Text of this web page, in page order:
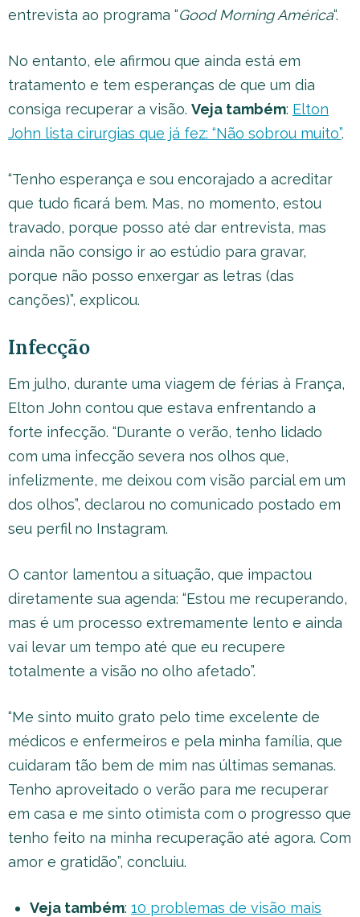
entrevista ao programa “Good Morning América“.
No entanto, ele afirmou que ainda está em
tratamento e tem esperanças de que um dia
consiga recuperar a visão. Veja também: Elton
John lista cirurgias que já fez: “Não sobrou muito”.
“Tenho esperança e sou encorajado a acreditar
que tudo ficará bem. Mas, no momento, estou
travado, porque posso até dar entrevista, mas
ainda não consigo ir ao estúdio para gravar,
porque não posso enxergar as letras (das
canções)”, explicou.
Infecção
Em julho, durante uma viagem de férias à França,
Elton John contou que estava enfrentando a
forte infecção. “Durante o verão, tenho lidado
com uma infecção severa nos olhos que,
infelizmente, me deixou com visão parcial em um
dos olhos”, declarou no comunicado postado em
seu perfil no Instagram.
O cantor lamentou a situação, que impactou
diretamente sua agenda: “Estou me recuperando,
mas é um processo extremamente lento e ainda
vai levar um tempo até que eu recupere
totalmente a visão no olho afetado”.
“Me sinto muito grato pelo time excelente de
médicos e enfermeiros e pela minha família, que
cuidaram tão bem de mim nas últimas semanas.
Tenho aproveitado o verão para me recuperar
em casa e me sinto otimista com o progresso que
tenho feito na minha recuperação até agora. Com
amor e gratidão”, concluiu.
Veja também: 10 problemas de visão mais